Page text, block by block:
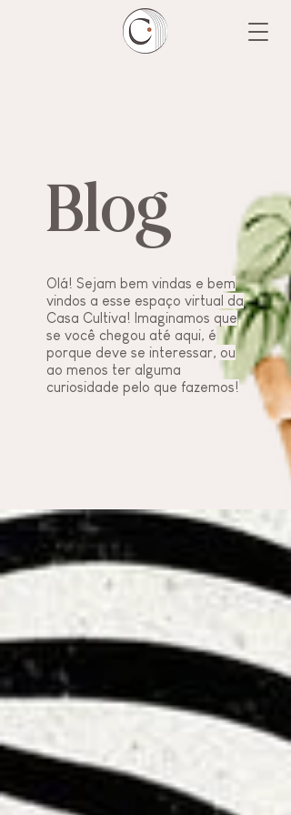
Blog
Olá! Sejam bem vindas e bem
vindos a esse espaço virtual da
Casa Cultiva! Imaginamos que
se você chegou até aqui, é
porque deve se interessar, ou
ao menos ter alguma
curiosidade pelo que fazemos!